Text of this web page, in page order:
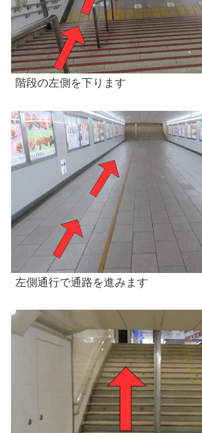
階段の左側を下ります
左側通行で通路を進みます